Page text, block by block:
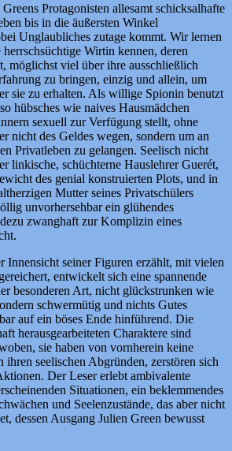
Protagonisten allesamt schicksalhafte
bis in die äußersten Winkel
Unglaubliches zutage kommt. Wir lernen
Wirtin kennen, deren
möglichst viel über ihre ausschließlich
zu bringen, einzig und allein, um
sie zu erhalten. Als willige Spionin benutzt
hübsches wie naives Hausmädchen
sexuell zur Verfügung stellt, ohne
nicht des Geldes wegen, sondern um an
Privatleben zu gelangen. Seelisch nicht
linkische, schüchterne Hauslehrer Guerét,
des genial konstruierten Plots, und in
Mutter seines Privatschülers
unvorhersehbar ein glühendes
zwanghaft zur Komplizin eines
Innensicht seiner Figuren erzählt, mit vielen
entwickelt sich eine spannende
besonderen Art, nicht glückstrunken wie
schwermütig und nichts Gutes
auf ein böses Ende hinführend. Die
herausgearbeiteten Charaktere sind
sie haben von vornherein keine
ihren seelischen Abgründen, zerstören sich
Der Leser erlebt ambivalente
Situationen, ein beklemmendes
und Seelenzustände, das aber nicht
dessen Ausgang Julien Green bewusst